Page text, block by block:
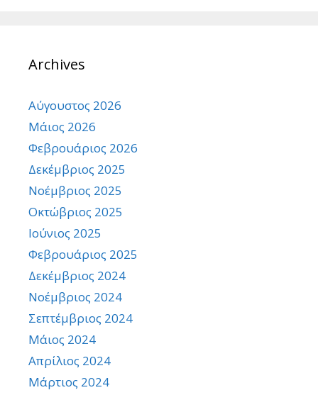
Archives
Αύγουστος 2026
Μάιος 2026
Φεβρουάριος 2026
Δεκέμβριος 2025
Νοέμβριος 2025
Οκτώβριος 2025
Ιούνιος 2025
Φεβρουάριος 2025
Δεκέμβριος 2024
Νοέμβριος 2024
Σεπτέμβριος 2024
Μάιος 2024
Απρίλιος 2024
Μάρτιος 2024